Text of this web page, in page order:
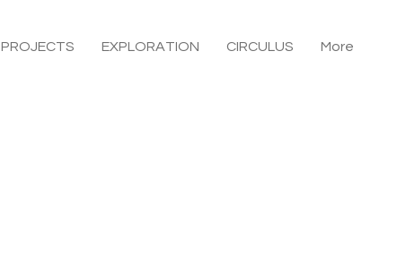
PROJECTS EXPLORATION CIRCULUS More